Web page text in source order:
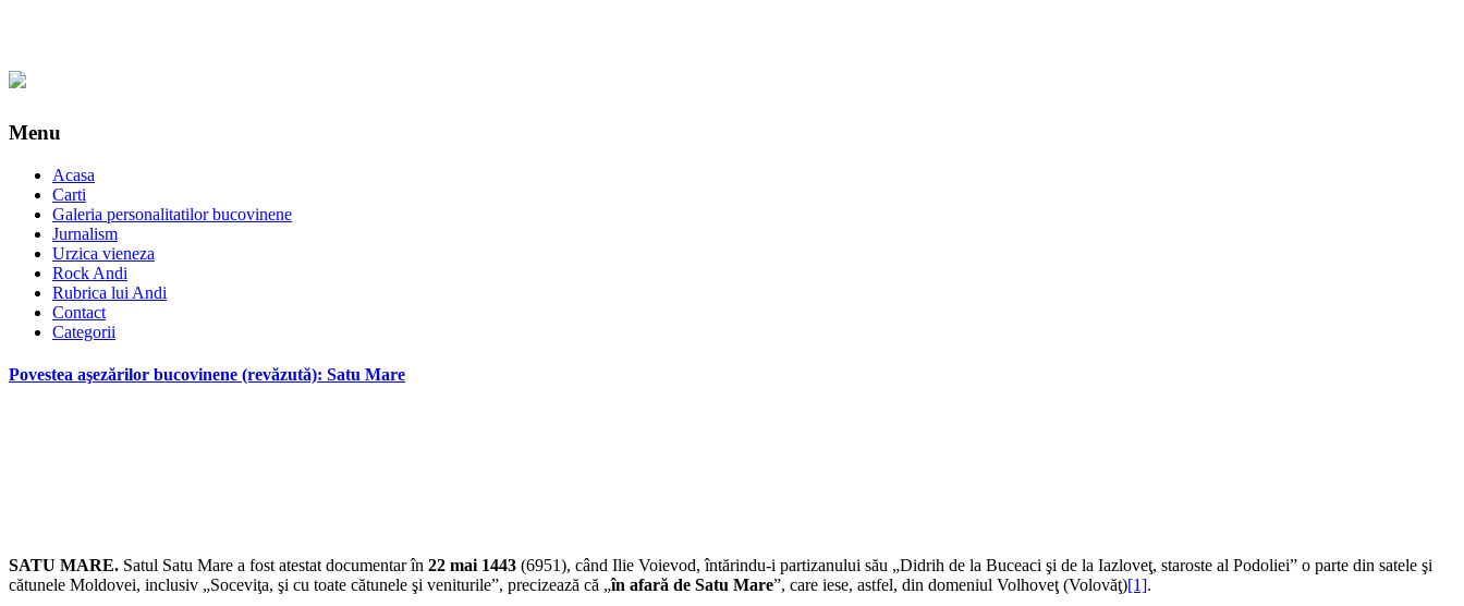
Menu
Acasa
Carti
Galeria personalitatilor bucovinene
Jurnalism
Urzica vieneza
Rock Andi
Rubrica lui Andi
Contact
Categorii
Povestea aşezărilor bucovinene (revăzută): Satu Mare
SATU MARE. Satul Satu Mare a fost atestat documentar în 22 mai 1443 (6951), când Ilie Voievod, întărindu-i partizanului său „Didrih de la Buceaci şi de la Iazloveţ, staroste al Podoliei” o parte din satele şi
cătunele Moldovei, inclusiv „Soceviţa, şi cu toate cătunele şi veniturile”, precizează că „în afară de Satu Mare”, care iese, astfel, din domeniul Volhoveţ (Volovăţ)[1].